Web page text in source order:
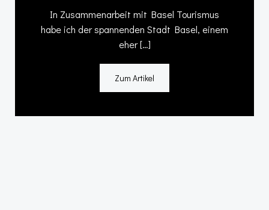
In Zusammenarbeit mit Basel Tourismus
habe ich der spannenden Stadt Basel, einem
eher […]
Zum Artikel